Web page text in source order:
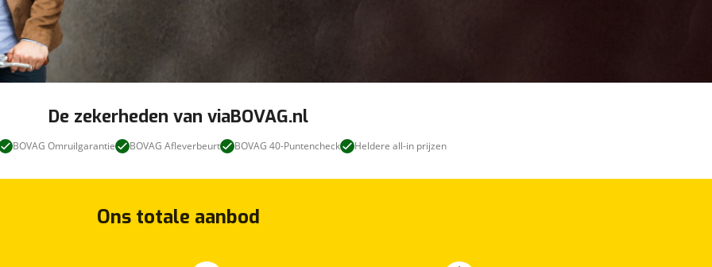
De zekerheden van viaBOVAG.nl
BOVAG Omruilgarantie BOVAG Afleverbeurt BOVAG 40-Puntencheck Heldere all-in prijzen
Ons totale aanbod